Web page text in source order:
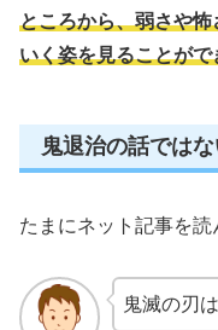
ところから、弱さや
いく姿を見ることがで
鬼退治の話では
たまにネット記事を読
鬼滅の刃